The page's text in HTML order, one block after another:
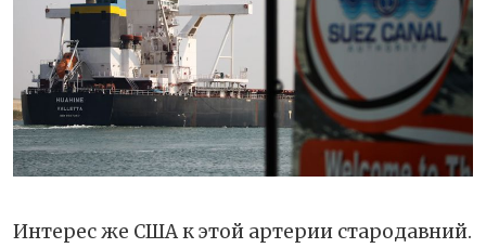
Интерес же США к этой артерии стародавний.